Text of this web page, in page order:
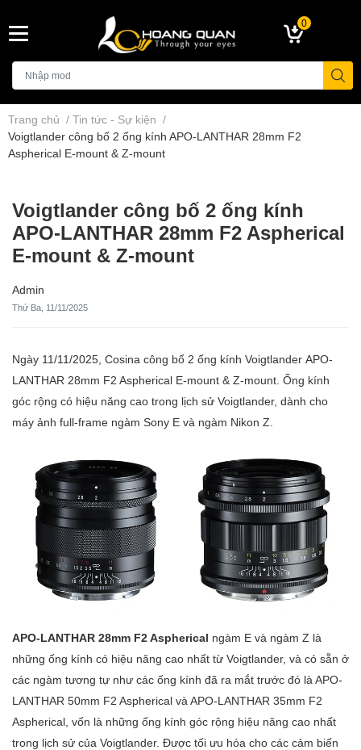
0
Trang chủ / Tin tức - Sự kiện /
Voigtlander công bố 2 ống kính APO-LANTHAR 28mm F2
Aspherical E-mount & Z-mount
Voigtlander công bố 2 ống kính
APO-LANTHAR 28mm F2 Aspherical
E-mount & Z-mount
Admin
Thứ Ba, 11/11/2025
Ngày 11/11/2025, Cosina công bố 2 ống kính Voigtlander APO-
LANTHAR 28mm F2 Aspherical E-mount & Z-mount. Ống kính
góc rộng có hiệu năng cao trong lịch sử Voigtlander, dành cho
máy ảnh full-frame ngàm Sony E và ngàm Nikon Z.
APO-LANTHAR 28mm F2 Aspherical ngàm E và ngàm Z là
những ống kính có hiệu năng cao nhất từ Voigtlander, và có sẵn ở
các ngàm tương tự như các ống kính đã ra mắt trước đó là APO-
LANTHAR 50mm F2 Aspherical và APO-LANTHAR 35mm F2
Aspherical, vốn là những ống kính góc rộng hiệu năng cao nhất
trong lịch sử của Voigtlander. Được tối ưu hóa cho các cảm biến